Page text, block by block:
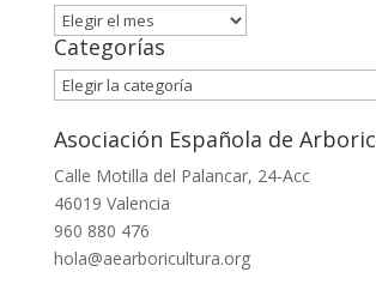
Archivo
Categorías
Categorías
Asociación Española de
Calle Motilla del Palancar, 24-Acc
46019 Valencia
960 880 476
hola@aearboricultura.org